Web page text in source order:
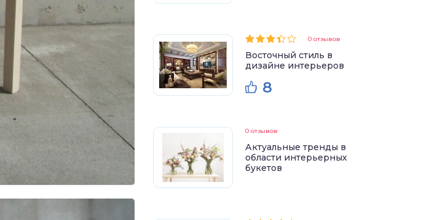
0 отзывов
Восточный стиль в
дизайне интерьеров
8
0 отзывов
Актуальные тренды в
области интерьерных
букетов